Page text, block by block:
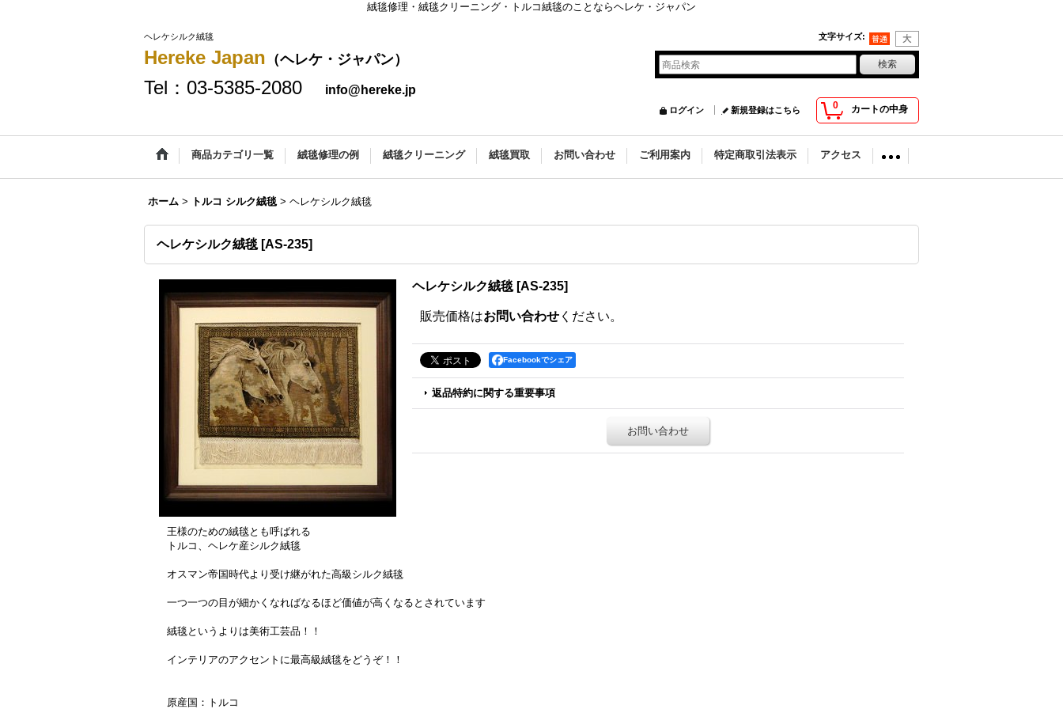
絨毯修理・絨毯クリーニング・トルコ絨毯のことならヘレケ・ジャパン
ヘレケシルク絨毯 文字サイズ:
Hereke Japan （ヘレケ・ジャパン）
Tel：03-5385-2080 info@hereke.jp
0 カートの中身
ログイン 新規登録はこちら
商品カテゴリ一覧 絨毯修理の例 絨毯クリーニング 絨毯買取 お問い合わせ ご利用案内 特定商取引法表示 アクセス
ホーム > トルコ シルク絨毯 > ヘレケシルク絨毯
ヘレケシルク絨毯 [AS-235]
ヘレケシルク絨毯 [AS-235]
販売価格はお問い合わせ ください。
Facebookでシェア
返品特約に関する重要事項
お問い合わせ
王様のための絨毯とも呼ばれる
トルコ、ヘレケ産シルク絨毯
オスマン帝国時代より受け継がれた高級シルク絨毯
一つ一つの目が細かくなればなるほど価値が高くなるとされています
絨毯というよりは美術工芸品！！
インテリアのアクセントに最高級絨毯をどうぞ！！
原産国：トルコ